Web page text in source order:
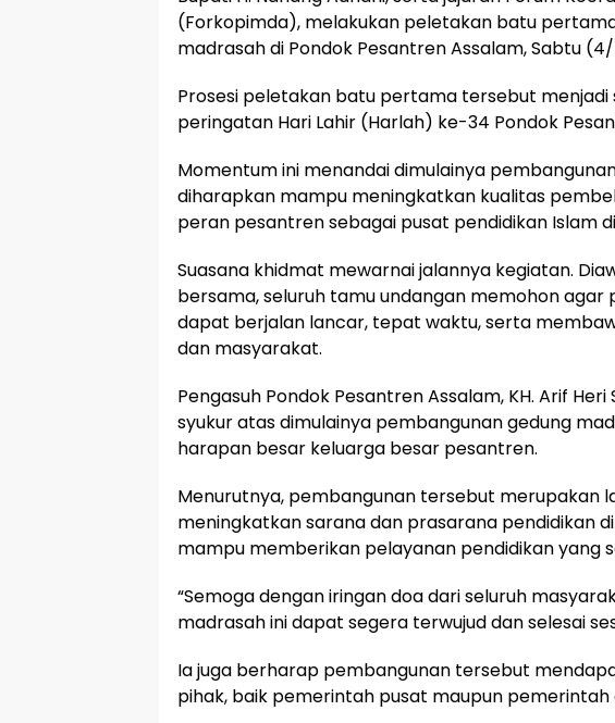
(Forkopimda), melakukan peletakan batu
madrasah di Pondok Pesantren Assalam, Sabtu
Prosesi peletakan batu pertama tersebut
peringatan Hari Lahir (Harlah) ke-34 Pondok
Momentum ini menandai dimulainya
diharapkan mampu meningkatkan kualitas
peran pesantren sebagai pusat pendidikan Islam
Suasana khidmat mewarnai jalannya kegiatan.
bersama, seluruh tamu undangan memohon
dapat berjalan lancar, tepat waktu, serta
dan masyarakat.
Pengasuh Pondok Pesantren Assalam, KH. Arif
syukur atas dimulainya pembangunan gedung
harapan besar keluarga besar pesantren.
Menurutnya, pembangunan tersebut merupakan
meningkatkan sarana dan prasarana pendidikan
mampu memberikan pelayanan pendidikan yang
“Semoga dengan iringan doa dari seluruh
madrasah ini dapat segera terwujud dan selesai
Ia juga berharap pembangunan tersebut
pihak, baik pemerintah pusat maupun pemerintah